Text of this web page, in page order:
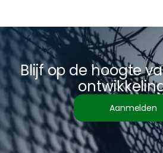
Blijf op de hoogte
Aanmelden